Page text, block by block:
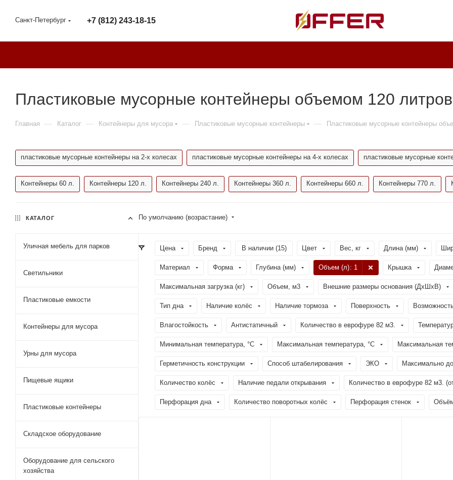
Санкт-Петербург +7 (812) 243-18-15
Пластиковые мусорные контейнеры объемом 120
Главная — Каталог — Контейнеры для мусора — Пластиковые мусорные контейнеры — Пластиковые мусорные контейнеры
пластиковые мусорные контейнеры на 2-х колесах пластиковые мусорные контейнеры на 4-х колесах пластиковые мусорные
Контейнеры 60 л. Контейнеры 120 л. Контейнеры 240 л. Контейнеры 360 л. Контейнеры 660 л. Контейнеры 770 л.
По умолчанию (возрастание)
Цена Бренд В наличии (15) Цвет Вес, кг Длина (мм)
Материал Форма Глубина (мм) Объем (л): 1 Крышка
Максимальная загрузка (кг) Объем, м3 Внешние размеры основания (ДхШхВ)
Тип дна Наличие колёс Наличие тормоза Поверхность
Влагостойкость Антистатичный Количество в еврофуре 82 м3.
Минимальная температура, °C Максимальная температура, °C Максимальная
Герметичность конструкции Способ штабелирования ЭКО Максимально
Количество колёс Наличие педали открывания Количество в еврофуре 82 м3.
Перфорация дна Количество поворотных колёс Перфорация стенок
КАТАЛОГ
Уличная мебель для парков
Светильники
Пластиковые емкости
Контейнеры для мусора
Урны для мусора
Пищевые ящики
Пластиковые контейнеры
Складское оборудование
Оборудование для сельского
хозяйства